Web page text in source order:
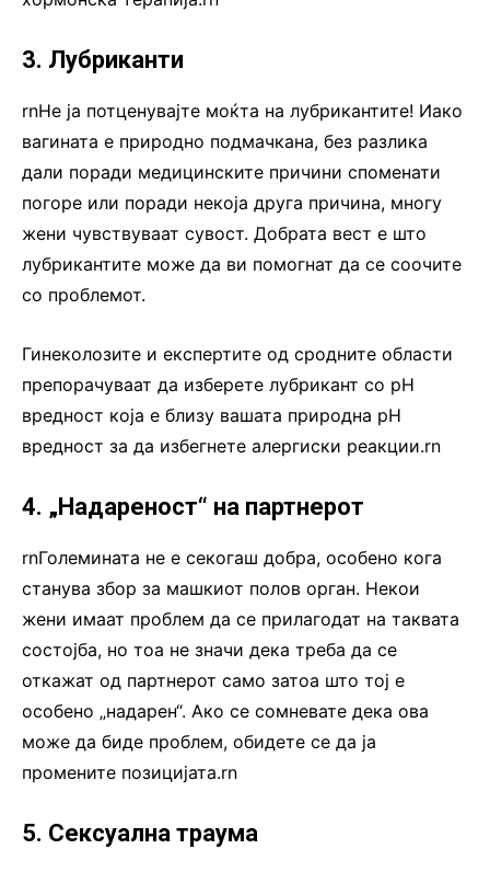
3. Лубриканти
rnНе ја потценувајте моќта на лубрикантите! Иако
вагината е природно подмачкана, без разлика
дали поради медицинските причини споменати
погоре или поради некоја друга причина, многу
жени чувствуваат сувост. Добрата вест е што
лубрикантите може да ви помогнат да се соочите
со проблемот.
Гинеколозите и експертите од сродните области
препорачуваат да изберете лубрикант со pH
вредност која е близу вашата природна pH
вредност за да избегнете алергиски реакции.rn
4. „Надареност“ на партнерот
rnГолемината не е секогаш добра, особено кога
станува збор за машкиот полов орган. Некои
жени имаат проблем да се прилагодат на таквата
состојба, но тоа не значи дека треба да се
откажат од партнерот само затоа што тој е
особено „надарен“. Ако се сомневате дека ова
може да биде проблем, обидете се да ја
промените позицијата.rn
5. Сексуална траума